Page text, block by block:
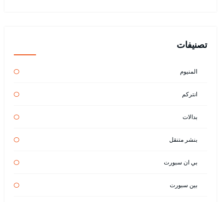
تصنيفات
المنيوم
انتركم
بدالات
بنشر متنقل
بي ان سبورت
بين سبورت